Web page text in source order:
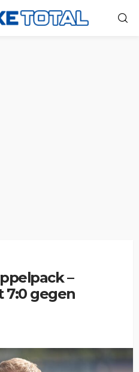
–
7:0 gegen